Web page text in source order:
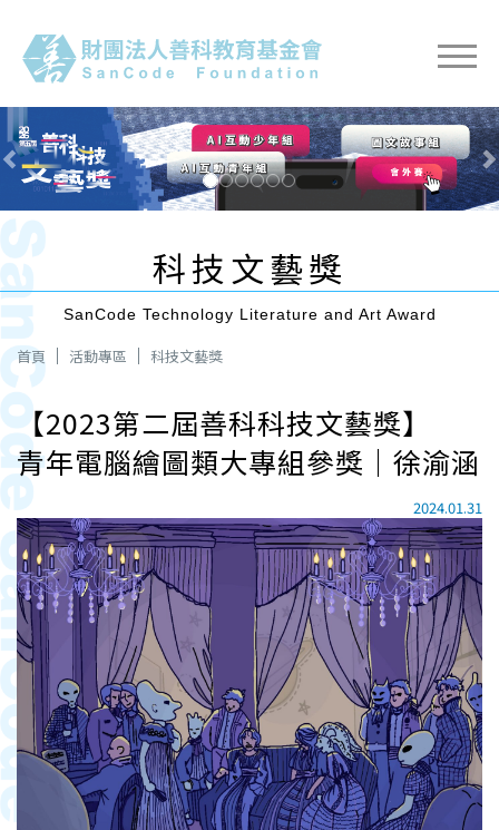
Previous Next
科技文藝獎
SanCode Technology Literature and Art Award
首頁 活動專區 科技文藝獎
【2023第二屆善科科技文藝獎】
青年電腦繪圖類大專組參獎｜徐渝涵
2024.01.31